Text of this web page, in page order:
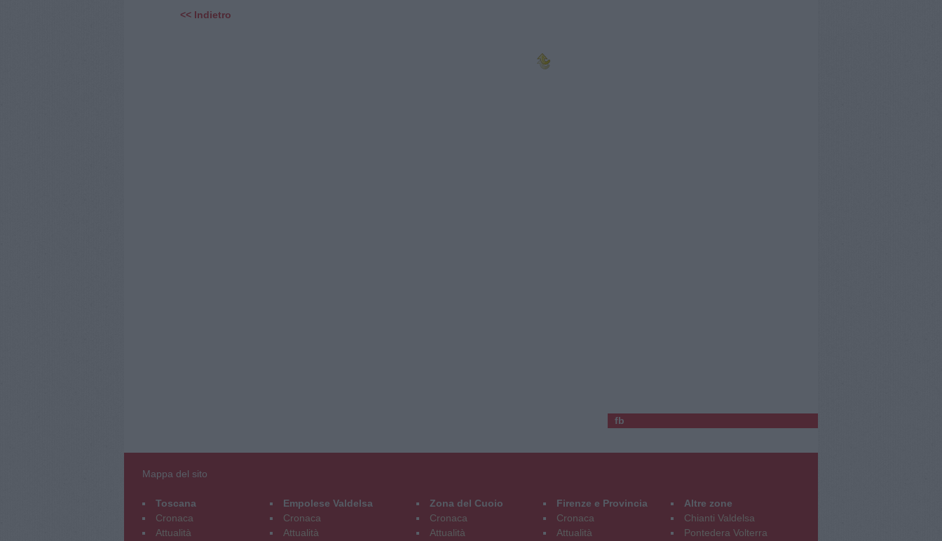
<< Indietro
fb
Mappa del sito
Toscana
Cronaca
Attualità
Empolese Valdelsa
Cronaca
Attualità
Zona del Cuoio
Cronaca
Attualità
Firenze e Provincia
Cronaca
Attualità
Altre zone
Chianti Valdelsa
Pontedera Volterra